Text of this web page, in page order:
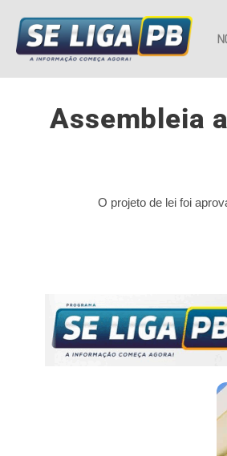
Assembleia
O projeto de lei foi